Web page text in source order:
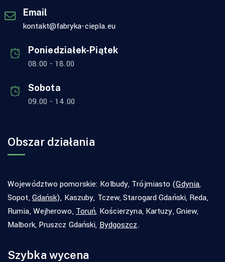
Email
kontakt@fabryka-ciepla.eu
Poniedziałek-Piątek
08.00 - 18.00
Sobota
09.00 - 14.00
Obszar działania
Województwo pomorskie: Kolbudy, Trójmiasto (Gdynia,
Sopot,Gdańsk), Kaszuby, Tczew, Starogard Gdański, Reda,
Rumia, Wejherowo, Toruń, Kościerzyna, Kartuzy, Gniew,
Malbork, Pruszcz Gdański, Bydgoszcz.
Szybka wycena